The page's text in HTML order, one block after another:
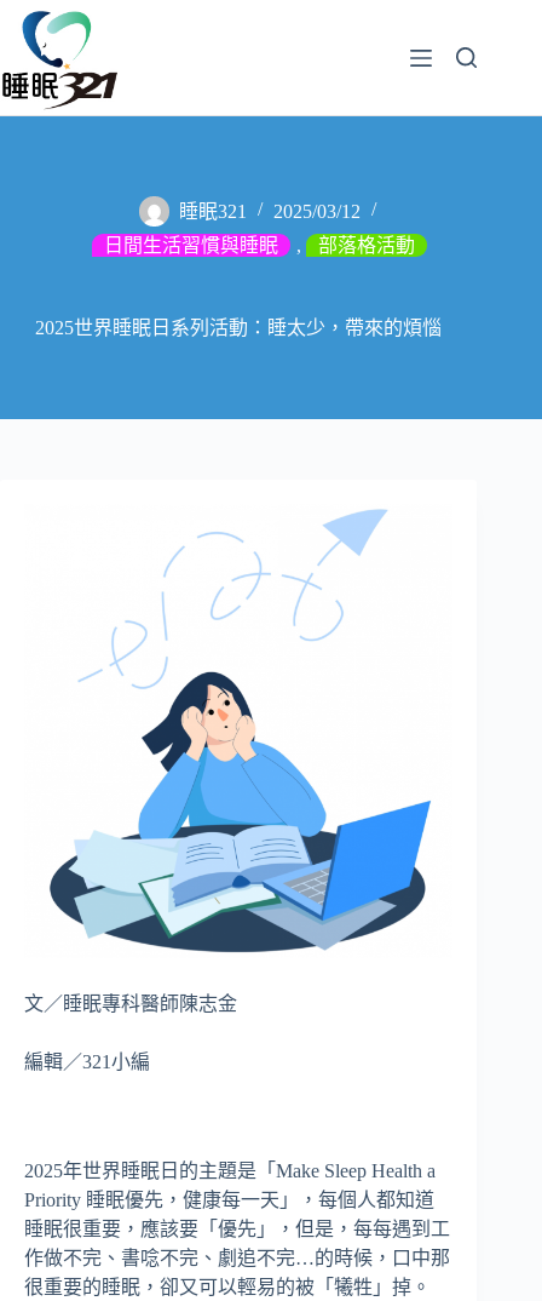
睡眠321
2025/03/12
日間生活習慣與睡眠
, 部落格活動
2025世界睡眠日系列活動：睡太少，帶來的煩惱
文／睡眠專科醫師陳志金
編輯／321小編
2025年世界睡眠日的主題是「Make Sleep Health a
Priority 睡眠優先，健康每一天」，每個人都知道
睡眠很重要，應該要「優先」，但是，每每遇到工
作做不完、書唸不完、劇追不完…的時候，口中那
很重要的睡眠，卻又可以輕易的被「犧牲」掉。